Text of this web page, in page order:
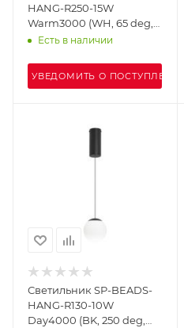
HANG-R250-15W
Warm3000 (WH, 65 deg,
230V) (Arlight, IP20
Есть в наличии
УВЕДОМИТЬ О ПОСТУПЛЕНИИ
Светильник SP-BEADS-
HANG-R130-10W
Day4000 (BK, 250 deg,